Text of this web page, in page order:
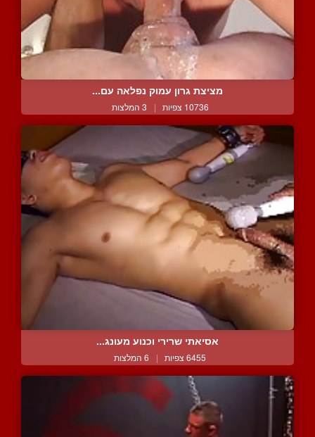
מציצת גרון עמוק נפלאה עם...
10736 צפיות | 3 המלצות
אסיאתי שרירי וכנוע מעונג...
6455 צפיות | 6 המלצות